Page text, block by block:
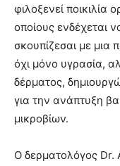
φιλοξενεί ποικιλία
οποίους ενδέχεται
σκουπίζεσαι με μια
όχι μόνο υγρασία,
δέρματος,
για την ανάπτυξη
μικροβίων.
Ο δερματολόγος Dr.